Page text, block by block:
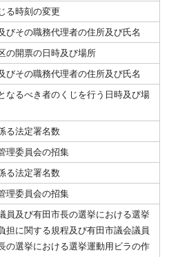
る時刻の変更
びその職務代理者の住所及び氏名
の開票の日時及び場所
びその職務代理者の住所及び氏名
なるべき者のくじを行う日時及び場
る法定署名数
理委員会の招集
る法定署名数
理委員会の招集
員及び有田市長の選挙における選挙
担に関する規程及び有田市議会議員
の選挙における選挙運動用ビラの作